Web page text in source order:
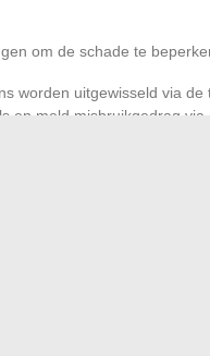
om de schade te
worden uitgewisseld via
en meld misbruikgedrag via